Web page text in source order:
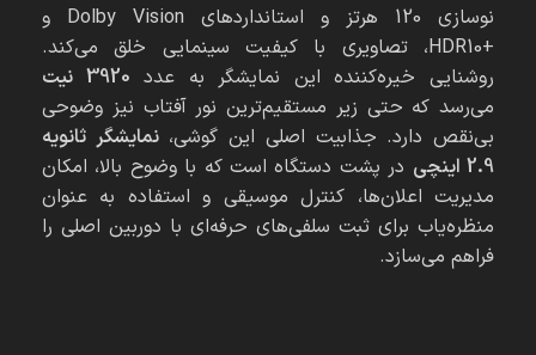
نوسازی 120 هرتز و استانداردهای Dolby Vision و
+HDR10، تصاویری با کیفیت سینمایی خلق می‌کند.
روشنایی خیره‌کننده این نمایشگر به عدد 3920 نیت
می‌رسد که حتی زیر مستقیم‌ترین نور آفتاب نیز وضوحی
بی‌نقص دارد. جذابیت اصلی این گوشی،نمایشگر ثانویه
2.9 اینچی
در پشت دستگاه است که با وضوح بالا، امکان
مدیریت اعلان‌ها، کنترل موسیقی و استفاده به عنوان
منظره‌یاب برای ثبت سلفی‌های حرفه‌ای با دوربین اصلی را
فراهم می‌سازد.